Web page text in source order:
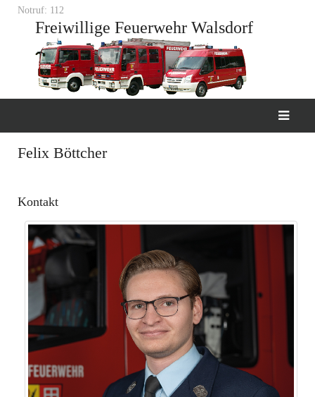
Notruf: 112
Freiwillige Feuerwehr Walsdorf
Felix Böttcher
Kontakt